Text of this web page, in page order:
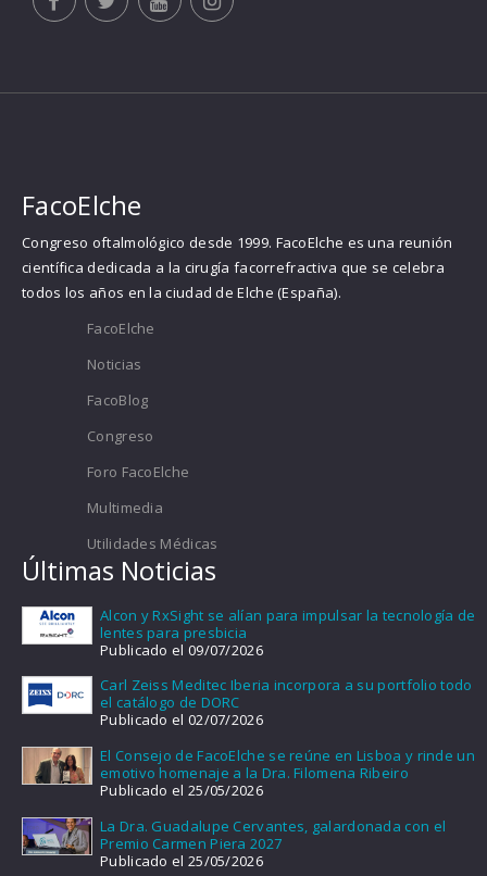
FacoElche
Congreso oftalmológico desde 1999. FacoElche es una reunión
científica dedicada a la cirugía facorrefractiva que se celebra
todos los años en la ciudad de Elche (España).
FacoElche
Noticias
FacoBlog
Congreso
Foro FacoElche
Multimedia
Utilidades Médicas
Últimas Noticias
Alcon y RxSight se alían para impulsar la tecnología de
lentes para presbicia
Publicado el 09/07/2026
Carl Zeiss Meditec Iberia incorpora a su portfolio todo
el catálogo de DORC
Publicado el 02/07/2026
El Consejo de FacoElche se reúne en Lisboa y rinde un
emotivo homenaje a la Dra. Filomena Ribeiro
Publicado el 25/05/2026
La Dra. Guadalupe Cervantes, galardonada con el
Premio Carmen Piera 2027
Publicado el 25/05/2026